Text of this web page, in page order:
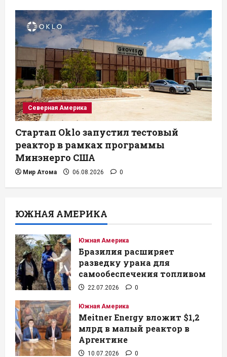
Северная Америка
Стартап Oklo запустил тестовый
реактор в рамках программы
Минэнерго США
Мир Атома 06.08.2026 0
ЮЖНАЯ АМЕРИКА
Южная Америка
Бразилия расширяет
разведку урана для
самообеспечения топливом
22.07.2026 0
Южная Америка
Meitner Energy вложит $1,2
млрд в малый реактор в
Аргентине
10.07.2026 0